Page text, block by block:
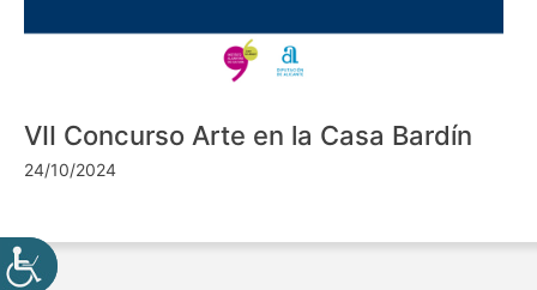
VII Concurso Arte en la Casa Bardín
24/10/2024